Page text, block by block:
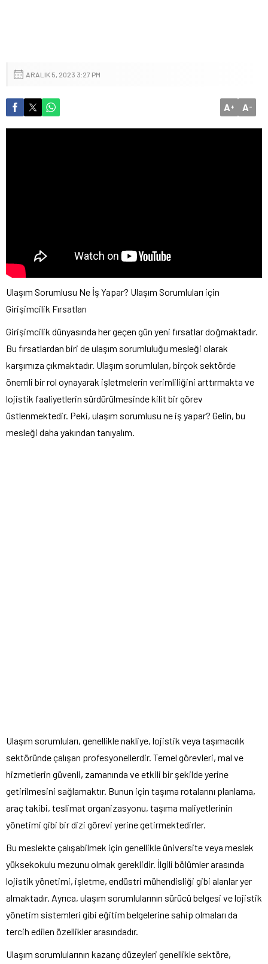
ARALIK 5, 2023 3:27 PM
A+ A-
Ulaşım Sorumlusu Ne İş Yapar? Ulaşım Sorumluları için
Girişimcilik Fırsatları
Girişimcilik dünyasında her geçen gün yeni fırsatlar doğmaktadır.
Bu fırsatlardan biri de ulaşım sorumluluğu mesleği olarak
karşımıza çıkmaktadır. Ulaşım sorumluları, birçok sektörde
önemli bir rol oynayarak işletmelerin verimliliğini arttırmakta ve
lojistik faaliyetlerin sürdürülmesinde kilit bir görev
üstlenmektedir. Peki, ulaşım sorumlusu ne iş yapar? Gelin, bu
mesleği daha yakından tanıyalım.
Ulaşım sorumluları, genellikle nakliye, lojistik veya taşımacılık
sektöründe çalışan profesyonellerdir. Temel görevleri, mal ve
hizmetlerin güvenli, zamanında ve etkili bir şekilde yerine
getirilmesini sağlamaktır. Bunun için taşıma rotalarını planlama,
araç takibi, teslimat organizasyonu, taşıma maliyetlerinin
yönetimi gibi bir dizi görevi yerine getirmektedirler.
Bu meslekte çalışabilmek için genellikle üniversite veya meslek
yüksekokulu mezunu olmak gereklidir. İlgili bölümler arasında
lojistik yönetimi, işletme, endüstri mühendisliği gibi alanlar yer
almaktadır. Ayrıca, ulaşım sorumlularının sürücü belgesi ve lojistik
yönetim sistemleri gibi eğitim belgelerine sahip olmaları da
tercih edilen özellikler arasındadır.
Ulaşım sorumlularının kazanç düzeyleri genellikle sektöre,